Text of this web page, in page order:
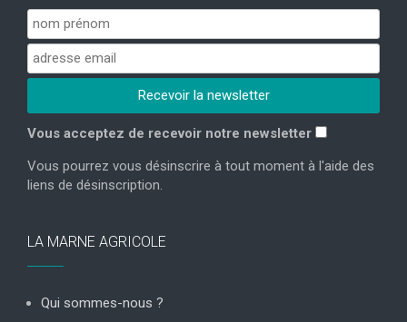
Vous acceptez de recevoir notre newsletter
Vous pourrez vous désinscrire à tout moment à l'aide des
liens de désinscription.
LA MARNE AGRICOLE
Qui sommes-nous ?